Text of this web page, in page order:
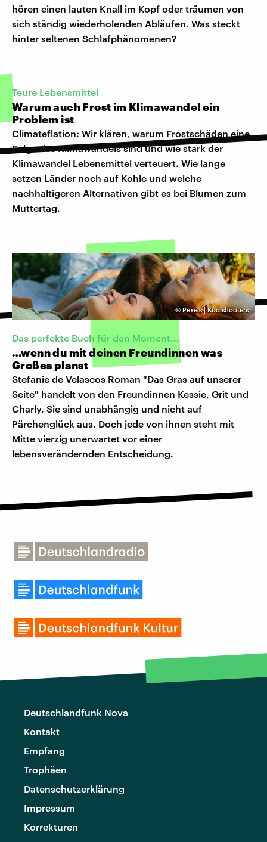
hören einen lauten Knall im Kopf oder träumen von
sich ständig wiederholenden Abläufen. Was steckt
hinter seltenen Schlafphänomenen?
Teure Lebensmittel
Warum auch Frost im Klimawandel ein
Problem ist
Climateflation: Wir klären, warum Frostschäden eine
Folge des Klimawandels sind und wie stark der
Klimawandel Lebensmittel verteuert. Wie lange
setzen Länder noch auf Kohle und welche
nachhaltigeren Alternativen gibt es bei Blumen zum
Muttertag.
©Pexels | Koolshooters
Das perfekte Buch für den Moment...
…wenn du mit deinen Freundinnen was
Großes planst
Stefanie de Velascos Roman "Das Gras auf unserer
Seite" handelt von den Freundinnen Kessie, Grit und
Charly. Sie sind unabhängig und nicht auf
Pärchenglück aus. Doch jede von ihnen steht mit
Mitte vierzig unerwartet vor einer
lebensverändernden Entscheidung.
Deutschlandfunk Nova
Kontakt
Empfang
Trophäen
Datenschutzerklärung
Impressum
Korrekturen